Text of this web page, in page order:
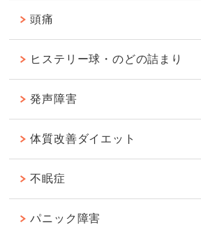
頭痛
ヒステリー球・のどの詰まり
発声障害
体質改善ダイエット
不眠症
パニック障害